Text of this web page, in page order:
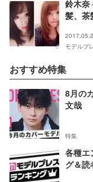
鈴木奈
髪、茶
モデルプ
おすすめ特集
8月の
文哉
特集
各種エ
グ＆読